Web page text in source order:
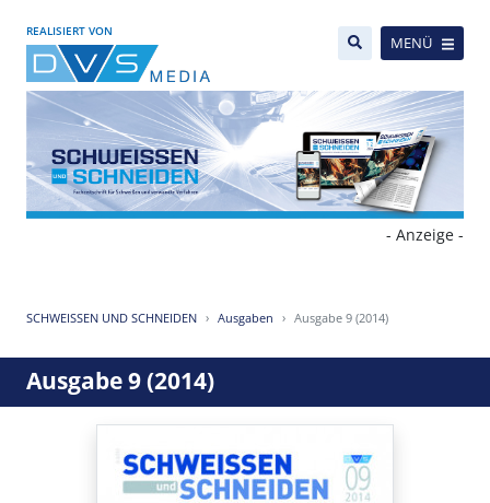
REALISIERT VON
MENÜ
- Anzeige -
SCHWEISSEN UND SCHNEIDEN Ausgaben Ausgabe 9 (2014)
Ausgabe 9 (2014)